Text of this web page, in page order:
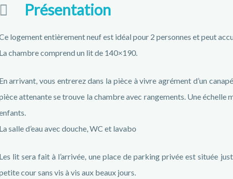
Présentation
logement entièrement neuf est idéal pour 2 personnes et peut
La chambre comprend un lit de 140×190.
En arrivant, vous entrerez dans la pièce à vivre agrément d’un
attenante se trouve la chambre avec rangements. Une échelle
La salle d’eau avec douche, WC et lavabo
Les lit sera fait à l’arrivée, une place de parking privée est située
cour sans vis à vis aux beaux jours.